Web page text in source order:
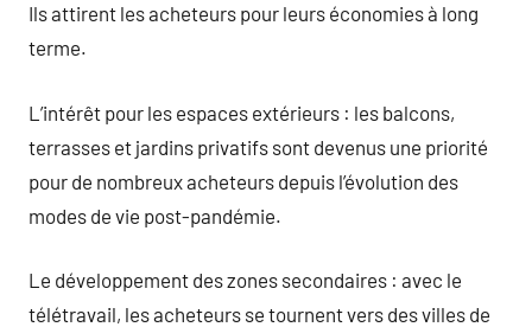
Ils attirent les acheteurs pour leurs économies à long
terme.
L’intérêt pour les espaces extérieurs : les balcons,
terrasses et jardins privatifs sont devenus une priorité
pour de nombreux acheteurs depuis l’évolution des
modes de vie post-pandémie.
Le développement des zones secondaires : avec le
télétravail, les acheteurs se tournent vers des villes de